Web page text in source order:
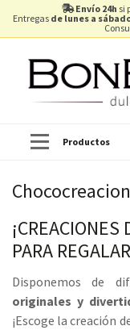
Envío 24h si
Entregas de lunes a
Productos
PARA
Disponemos de
originales y
¡Escoge la creación